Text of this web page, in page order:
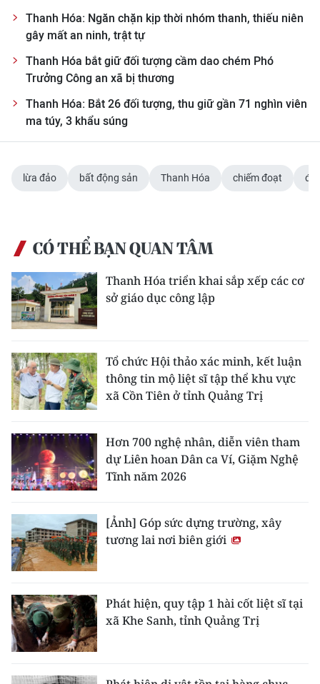
Chuyên trang Hà Nội
Chuyên trang TP. Hồ Chí Minh
CHUYÊN ĐỀ
CÁC CHUYÊN TRANG
NHÂN DÂN HẰNG THÁNG
MUA BÁO
ĐỌC BÁO IN
ENGLISH
中文
FRANÇAIS
РУССКИЙ
ESPAÑOL
한국어
Thanh Hóa: Ngăn chặn kịp thời nhóm thanh, thiếu niên
gây mất an ninh, trật tự
Thanh Hóa bắt giữ đối tượng cầm dao chém Phó
Trưởng Công an xã bị thương
Thanh Hóa: Bắt 26 đối tượng, thu giữ gần 71 nghìn viên
ma túy, 3 khẩu súng
lừa đảo bất động sản Thanh Hóa chiếm đoạt
CÓ THỂ BẠN QUAN TÂM
Thanh Hóa triển khai sắp xếp các cơ
sở giáo dục công lập
Tổ chức Hội thảo xác minh, kết luận
thông tin mộ liệt sĩ tập thể khu vực
xã Cồn Tiên ở tỉnh Quảng Trị
Hơn 700 nghệ nhân, diễn viên tham
dự Liên hoan Dân ca Ví, Giặm Nghệ
Tĩnh năm 2026
[Ảnh] Góp sức dựng trường, xây
tương lai nơi biên giới
Phát hiện, quy tập 1 hài cốt liệt sĩ tại
xã Khe Sanh, tỉnh Quảng Trị